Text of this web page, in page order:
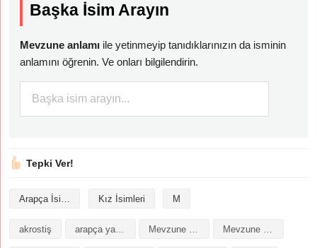
Başka İsim Arayın
Mevzune anlamı ile yetinmeyip tanıdıklarınızın da isminin
anlamını öğrenin. Ve onları bilgilendirin.
Tepki Ver!
Arapça İsimler Kız İsimleri M
akrostiş arapça yazılışı